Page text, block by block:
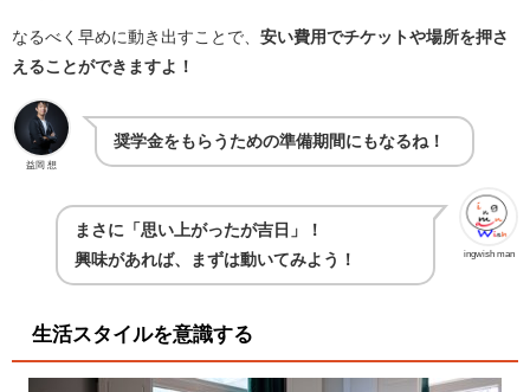
なるべく早めに動き出すことで、 安い費用でチケットや場所を押さ
えることができますよ！
益岡 想
奨学金をもらうための準備期間にもなるね！
ingwish man
まさに「思い上がったが吉日」！
興味があれば、まずは動いてみよう！
生活スタイルを意識する